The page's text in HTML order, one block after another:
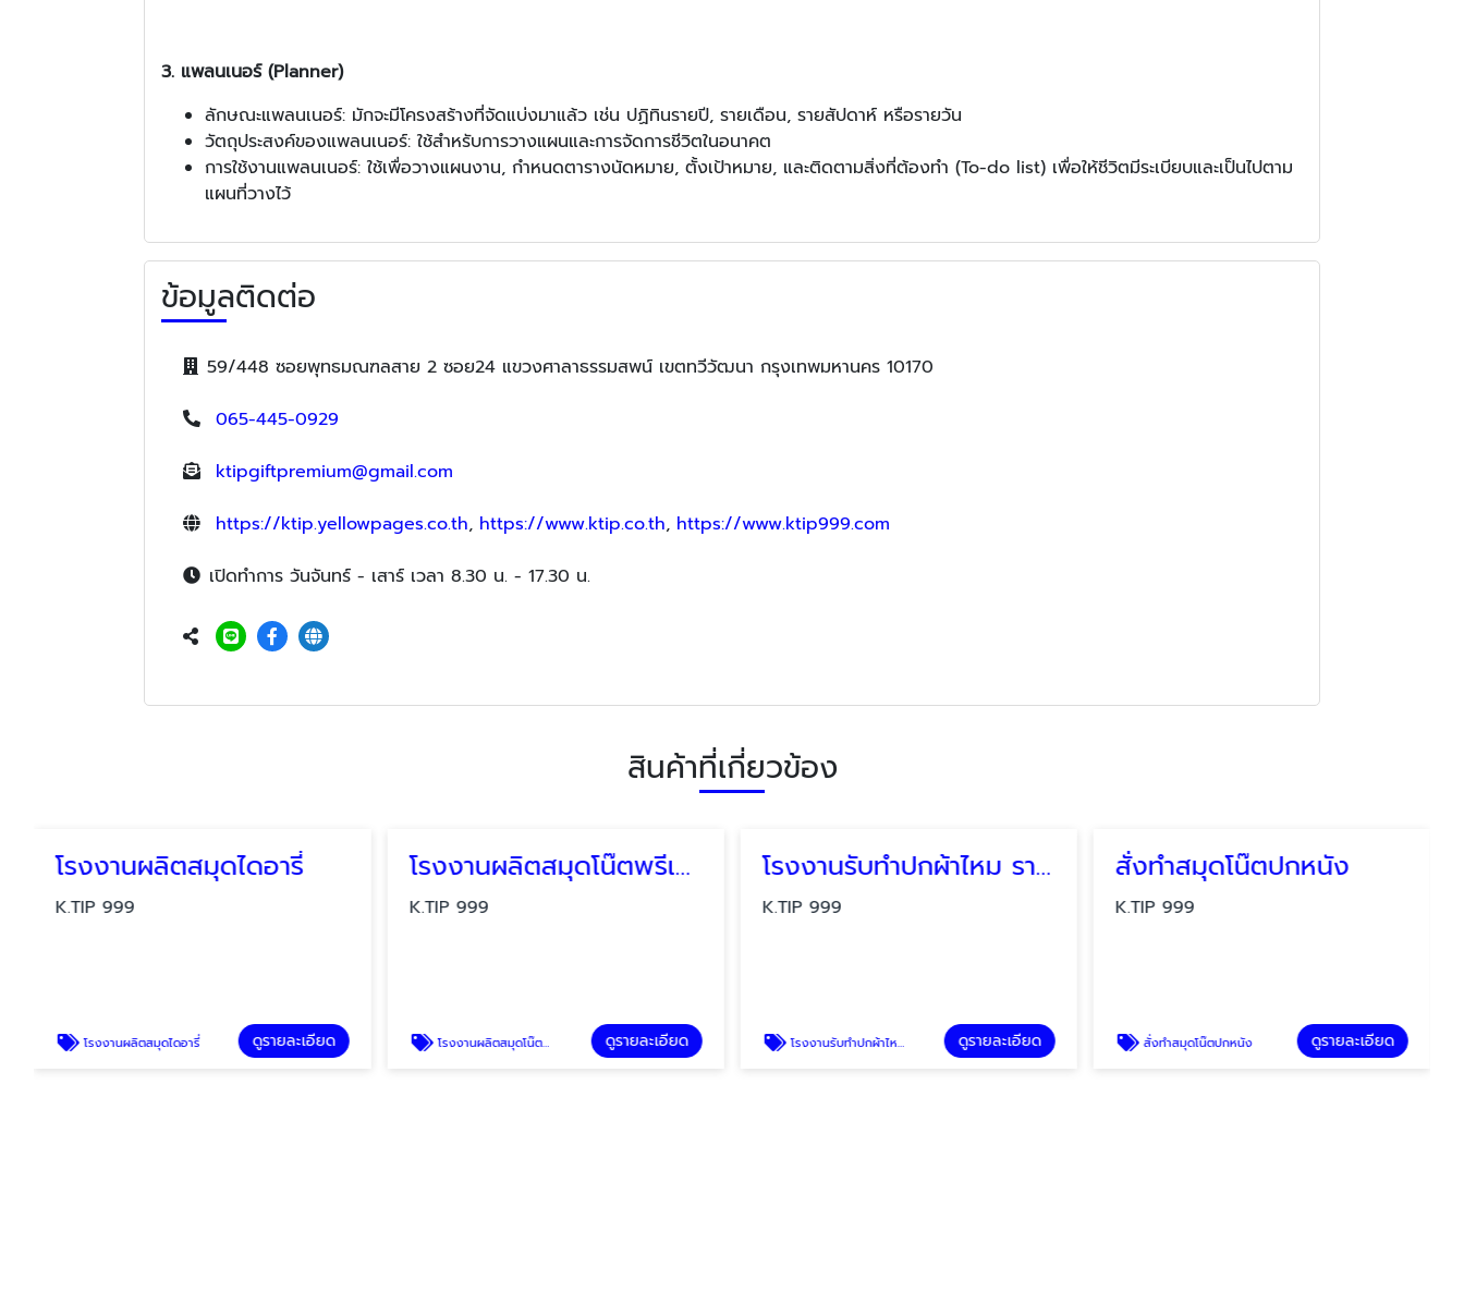
3. แพลนเนอร์ (Planner)
ลักษณะแพลนเนอร์: มักจะมีโครงสร้างที่จัดแบ่งมาแล้ว เช่น ปฏิทินรายปี, รายเดือน, รายสัปดาห์ หรือรายวัน
วัตถุประสงค์ของแพลนเนอร์: ใช้สำหรับการวางแผนและการจัดการชีวิตในอนาคต
การใช้งานแพลนเนอร์: ใช้เพื่อวางแผนงาน, กำหนดตารางนัดหมาย, ตั้งเป้าหมาย, และติดตามสิ่งที่ต้องทำ (To-do list) เพื่อให้ชีวิตมีระเบียบและเป็นไปตาม
แผนที่วางไว้
ข้อมูลติดต่อ
59/448 ซอยพุทธมณฑลสาย 2 ซอย24 แขวงศาลาธรรมสพน์ เขตทวีวัฒนา กรุงเทพมหานคร 10170
065-445-0929
ktipgiftpremium@gmail.com
https://ktip.yellowpages.co.th, https://www.ktip.co.th, https://www.ktip999.com
เปิดทำการ วันจันทร์ - เสาร์ เวลา 8.30 น. - 17.30 น.
สินค้าที่เกี่ยวข้อง
โรงงานผลิตสมุดไดอารี่
K.TIP 999
โรงงานผลิตสมุดไดอารี่ ดูรายละเอียด
โรงงานผลิตสมุดโน๊ตพรีเมี่ยม
K.TIP 999
โรงงานผลิตสมุดโน๊ตพรีเมี่ยม ดูรายละเอียด
โรงงานรับทำปกผ้าไหม ราคาส่ง กรุงเทพ
K.TIP 999
โรงงานรับทำปกผ้าไหม ราคาส่ง ดูรายละเอียด
สั่งทำสมุดโน๊ตปกหนัง
K.TIP 999
สั่งทำสมุดโน๊ตปกหนัง ดูรายละเอียด